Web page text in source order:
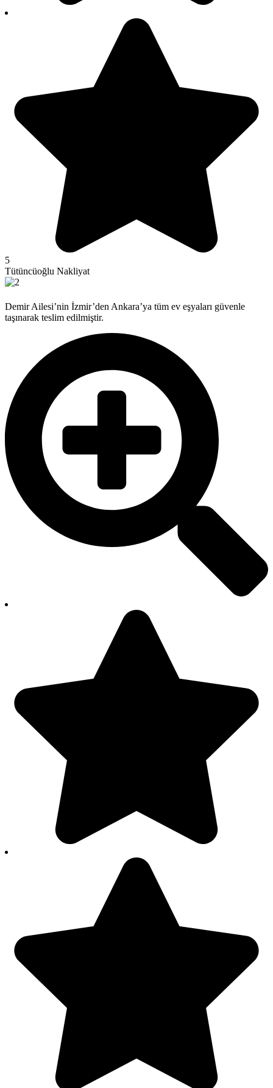
5
Tütüncüoğlu Nakliyat
Demir Ailesi’nin İzmir’den Ankara’ya tüm ev eşyaları güvenle
taşınarak teslim edilmiştir.